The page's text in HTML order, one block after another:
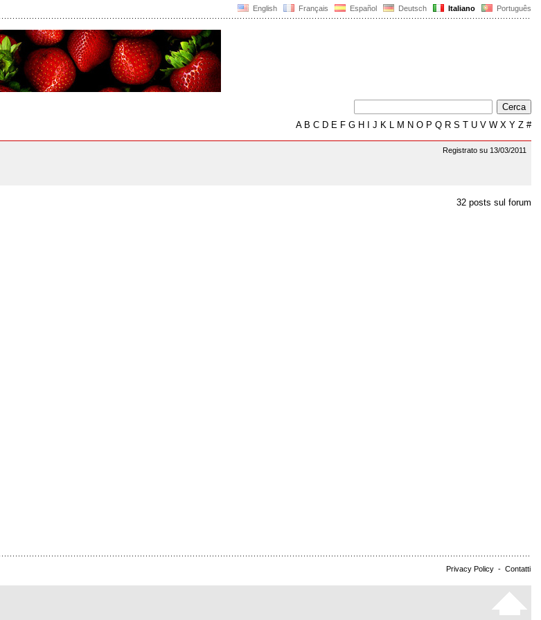
English Français Español Deutsch Italiano Português
AB C D E F G H J K L M N O P Q R S T U V W X Y Z #
Registrato su 13/03/2011
32 posts sul forum
Privacy Policy - Contatti